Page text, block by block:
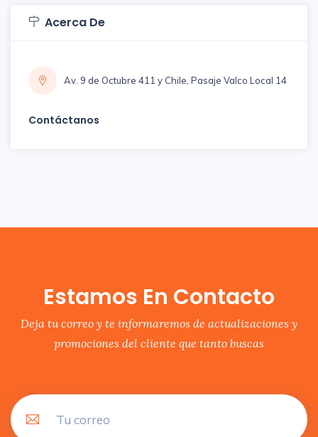
Acerca De
Av. 9 de Octubre 411 y Chile, Pasaje Valco Local 14
Contáctanos
Estamos En Contacto
Deja tu correo y te informaremos de actualizaciones y
promociones del cliente que tanto buscas